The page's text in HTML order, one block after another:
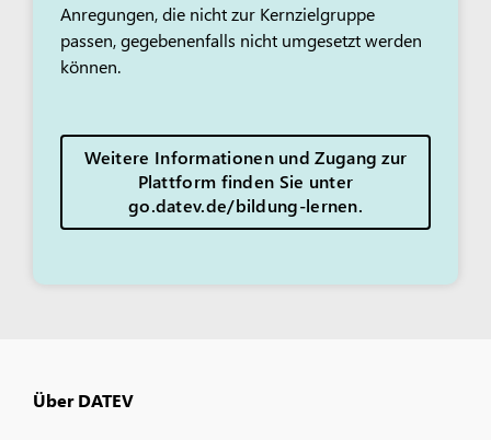
Anregungen, die nicht zur Kernzielgruppe
passen, gegebenenfalls nicht umgesetzt werden
können.
Weitere Informationen und Zugang zur
Plattform finden Sie unter
go.datev.de/bildung-lernen.
Über DATEV